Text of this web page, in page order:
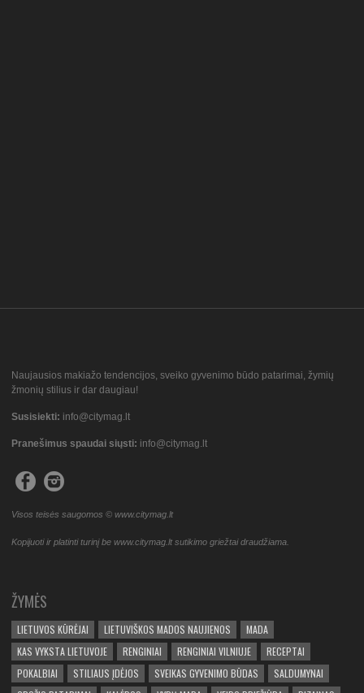
Naujausios makiažo tendencijos, sveiko gyvenimo būdo patarimai, žymių
žmonių stilius ir dar daugiau!
Susisiekti: info@citymag.lt
Pranešimus spaudai siųsti: info@citymag.lt
Visos teisės saugomos © www.citymag.lt
Kopijuoti ir platinti turinį be www.citymag.lt sutikimo griežtai draudžiama.
ŽYMĖS
LIETUVOS KŪRĖJAI LIETUVIŠKOS MADOS NAUJIENOS
MADA
KAS VYKSTA LIETUVOJE
RENGINIAI RENGINIAI VILNIUJE
RECEPTAI
POKALBIAI
STILIAUS ĮDĖJOS SVEIKAS GYVENIMO BŪDAS
SALDUMYNAI